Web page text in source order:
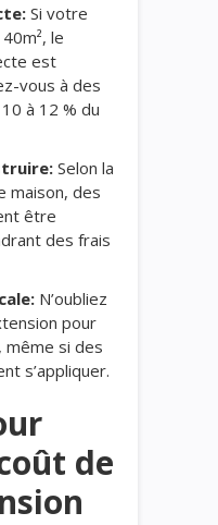
Si votre
le
est
vous à des
à 12 % du
Selon la
maison, des
être
des frais
N’oubliez
pour
même si des
s’appliquer.
de